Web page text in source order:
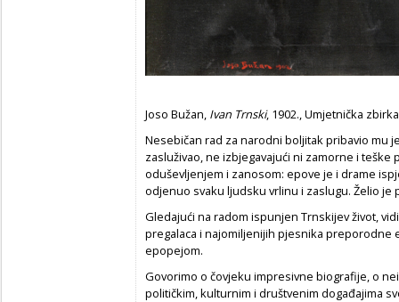
Joso Bužan, Ivan Trnski, 1902., Umjetnička
Nesebičan rad za narodni boljitak pribavio mu
zasluživao, ne izbjegavajući ni zamorne i
oduševljenjem i zanosom: epove je i drame
odjenuo svaku ljudsku vrlinu i zaslugu. Želio je
Gledajući na radom ispunjen Trnskijev život,
pregalaca i najomiljenijih pjesnika
epopejom.
Govorimo o čovjeku impresivne biografije, o
političkim, kulturnim i društvenim događajima